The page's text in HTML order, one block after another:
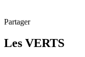
Partager
Les VERTS